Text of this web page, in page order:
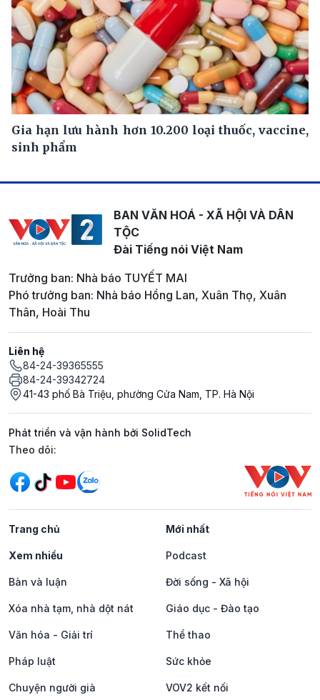
Gia hạn lưu hành hơn 10.200 loại thuốc, vaccine,
sinh phẩm
BAN VĂN HOÁ - XÃ HỘI VÀ DÂN
TỘC
Đài Tiếng nói Việt Nam
Trưởng ban: Nhà báo TUYẾT MAI
Phó trưởng ban: Nhà báo Hồng Lan, Xuân Thọ, Xuân
Thân, Hoài Thu
Liên hệ
84-24-39365555
84-24-39342724
41-43 phố Bà Triệu, phường Cửa Nam, TP. Hà Nội
Phát triển và vận hành bởi SolidTech
Mạng xã hội
Theo dõi:
Trang chủ Mới nhất
Xem nhiều Podcast
Bàn và luận Đời sống - Xã hội
Xóa nhà tạm, nhà dột nát Giáo dục - Đào tạo
Văn hóa - Giải trí Thể thao
Pháp luật Sức khỏe
Chuyện người già VOV2 kết nối